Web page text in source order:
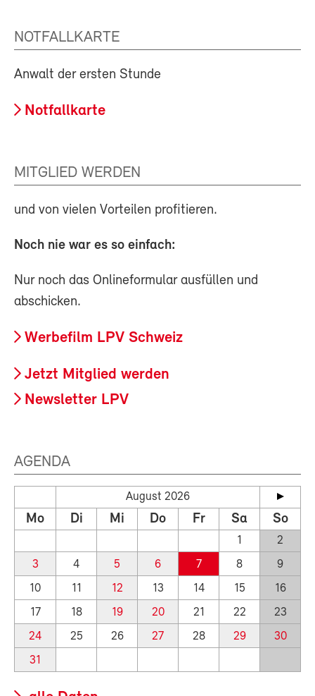
NOTFALLKARTE
Anwalt der ersten Stunde
Notfallkarte
MITGLIED WERDEN
und von vielen Vorteilen profitieren.
Noch nie war es so einfach:
Nur noch das Onlineformular ausfüllen und
abschicken.
Werbefilm LPV Schweiz
Jetzt Mitglied werden
Newsletter LPV
AGENDA
August 2026
Mo Di Mi Do Fr Sa So
1
2
3
4 5 6 7 8
9
10
11 12 13 14 15
16
17
18 19 20 21 22
23
24
25 26 27 28 29
30
31